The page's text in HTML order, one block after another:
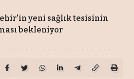
yeni sağlık tesisinin
bekleniyor